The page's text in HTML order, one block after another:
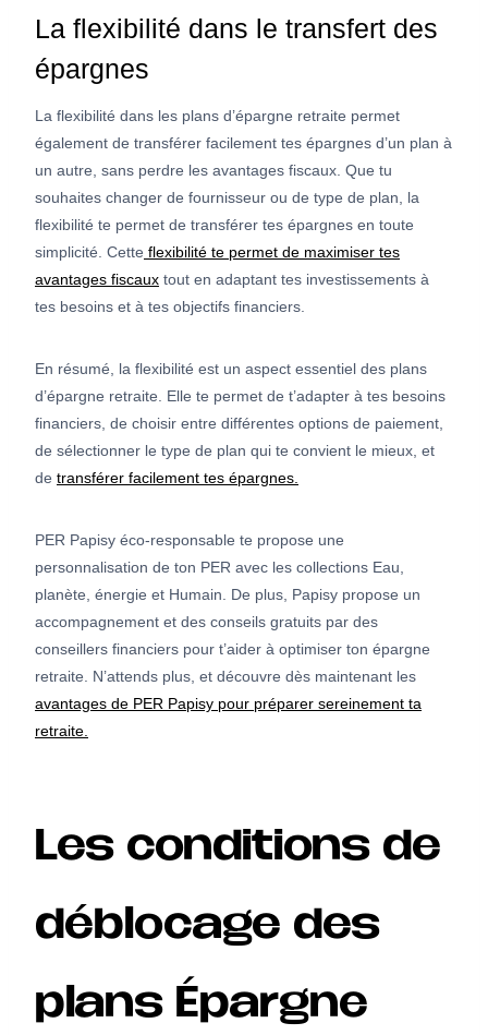
La flexibilité dans le transfert des
épargnes
La flexibilité dans les plans d’épargne retraite permet
également de transférer facilement tes épargnes d’un plan à
un autre, sans perdre les avantages fiscaux. Que tu
souhaites changer de fournisseur ou de type de plan, la
flexibilité te permet de transférer tes épargnes en toute
simplicité. Cette flexibilité te permet de maximiser tes
avantages fiscaux tout en adaptant tes investissements à
tes besoins et à tes objectifs financiers.
En résumé, la flexibilité est un aspect essentiel des plans
d’épargne retraite. Elle te permet de t’adapter à tes besoins
financiers, de choisir entre différentes options de paiement,
de sélectionner le type de plan qui te convient le mieux, et
de transférer facilement tes épargnes.
PER Papisy éco-responsable te propose une
personnalisation de ton PER avec les collections Eau,
planète, énergie et Humain. De plus, Papisy propose un
accompagnement et des conseils gratuits par des
conseillers financiers pour t’aider à optimiser ton épargne
retraite. N’attends plus, et découvre dès maintenant les
avantages de PER Papisy pour préparer sereinement ta
retraite.
Les conditions de
déblocage des
plans Épargne